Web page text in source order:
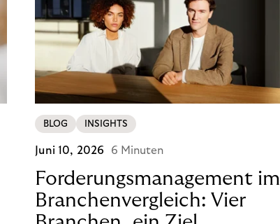
BLOG INSIGHTS
Juni 10, 2026 6 Minuten
Forderungsmanagement im
Branchenvergleich: Vier